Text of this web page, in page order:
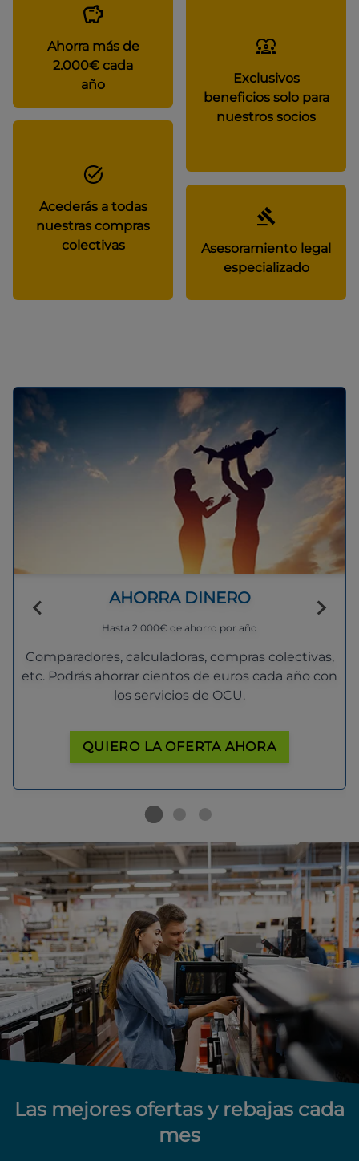
Ahorra más de
2.000€ cada
año
Exclusivos
beneficios solo para
nuestros socios
Acederás a todas
nuestras compras
colectivas
Asesoramiento legal
especializado
AHORRA DINERO
Hasta 2.000€ de ahorro por año
Comparadores, calculadoras, compras colectivas,
etc. Podrás ahorrar cientos de euros cada año con
los servicios de OCU.
QUIERO LA OFERTA AHORA
Las mejores ofertas y rebajas cada
mes